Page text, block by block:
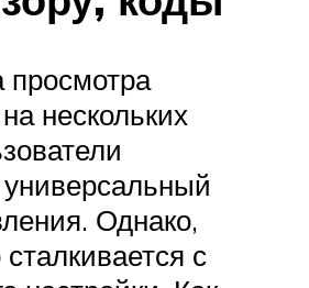
просмотра
нескольких
Однако,
с